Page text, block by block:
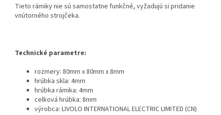
Tieto rámiky nie sú samostatne funkčné, vyžadujú si pridanie
vnútorného strojčeka.
Technické parametre:
rozmery: 80mm x 80mm x 8mm
hrúbka skla: 4mm
hrúbka rámika: 4mm
celková hrúbka: 8mm
výrobca: LIVOLO INTERNATIONAL ELECTRIC LIMITED (CN)